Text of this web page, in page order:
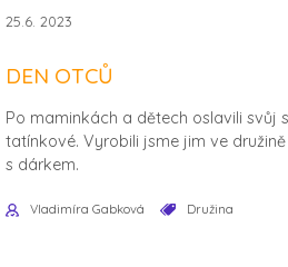
25.6. 2023
DEN OTCŮ
Po maminkách a dětech oslavili svůj
tatínkové. Vyrobili jsme jim ve
s dárkem.
Vladimíra Gabková Družina